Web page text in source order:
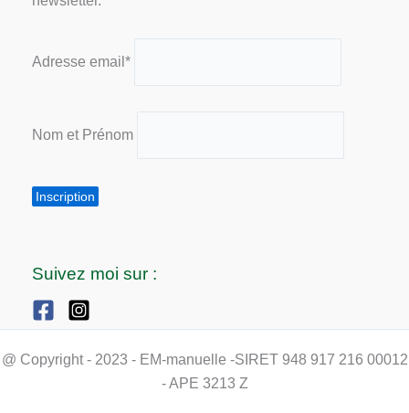
Adresse email*
Nom et Prénom
Suivez moi sur :
@ Copyright - 2023 - EM-manuelle -SIRET 948 917 216 00012
- APE 3213 Z